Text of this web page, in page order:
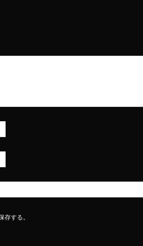
する。